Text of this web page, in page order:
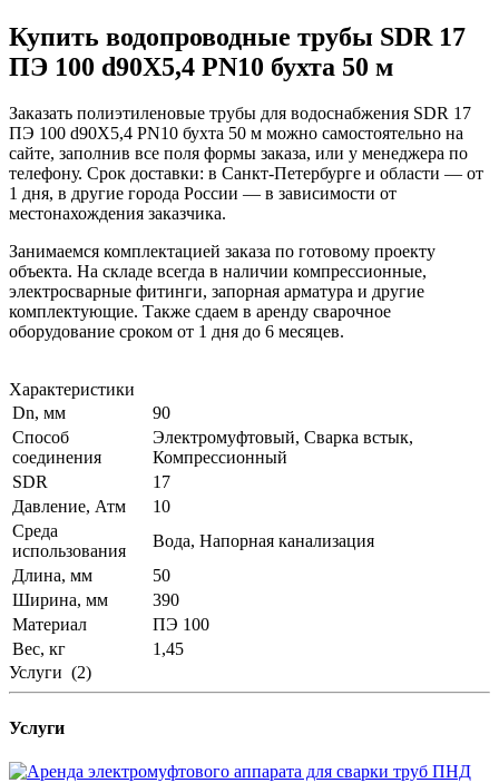
Купить водопроводные трубы SDR 17
ПЭ 100 d90Х5,4 PN10 бухта 50 м
Заказать полиэтиленовые трубы для водоснабжения SDR 17
ПЭ 100 d90Х5,4 PN10 бухта 50 м можно самостоятельно на
сайте, заполнив все поля формы заказа, или у менеджера по
телефону. Срок доставки: в Санкт-Петербурге и области — от
1 дня, в другие города России — в зависимости от
местонахождения заказчика.
Занимаемся комплектацией заказа по готовому проекту
объекта. На складе всегда в наличии компрессионные,
электросварные фитинги, запорная арматура и другие
комплектующие. Также сдаем в аренду сварочное
оборудование сроком от 1 дня до 6 месяцев.
Характеристики
Dn, мм
90
Способ
соединения
Электромуфтовый, Сварка встык,
Компрессионный
SDR
17
Давление, Атм
10
Среда
использования
Вода, Напорная канализация
Длина, мм
50
Ширина, мм
390
Материал
ПЭ 100
Вес, кг
1,45
Услуги (2)
Услуги